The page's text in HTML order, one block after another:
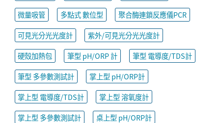
微量吸管
多點式 數位型
聚合酶連鎖反應儀PCR
可見光分光光度計
紫外/可見光分光光度計
硬殼加熱包
筆型 pH/ORP 計
筆型 電導度/TDS計
筆型 多參數測試計
掌上型 pH/ORP計
掌上型 電導度/TDS計
掌上型 溶氧度計
掌上型 多參數測試計
桌上型 pH/ORP計